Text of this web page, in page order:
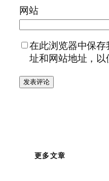
网站
在此浏览器中保
址和网站地址，以
更多文章